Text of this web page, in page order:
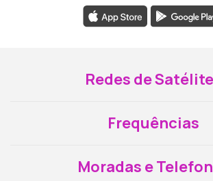
Redes de
Frequências
Moradas e